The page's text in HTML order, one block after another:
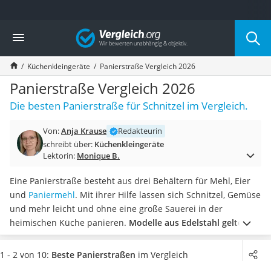
Die beliebtesten Vergleiche nach Kategorie
Haushalt
Wassersprudler
Zentralstaubsauger
Brotbackautomat
Wischroboter
Wäschespinne
Spülmaschinentabs
Akku-Staubsauger
AEG-Waschmaschine
Saug-Wisch-Roboter
Handstaubsauger
Milchaufschäumer
Kondenstrockner
Reiskocher
Vergleich
Küchenkleingeräte Panierstraße Vergleich 2026
Panierstraße Vergleich 2026
Die besten Panierstraße für Schnitzel im Vergleich.
Von:Anja Krause
Redakteurin
schreibt über: Küchenkleingeräte
Lektorin: Monique B.
Eine Panierstraße besteht aus drei Behältern für Mehl, Eier
und Paniermehl. Mit ihrer Hilfe lassen sich Schnitzel, Gemüse
und mehr leicht und ohne eine große Sauerei in der
heimischen Küche panieren. Modelle aus Edelstahl gelten
als besonders robust, wie Tests im Internet erklären. Wählen
Sie jetzt eine Panierstraße aus unserer Vergleichstabelle, die
1 - 2 von 10: Beste Panierstraßen im Vergleich